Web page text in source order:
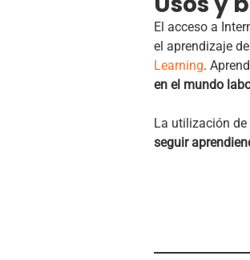
El acceso a
el aprendizaje
Learning.
en el mundo
La utilización
seguir